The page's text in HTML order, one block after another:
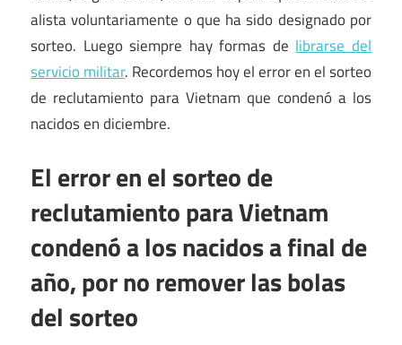
alista voluntariamente o que ha sido designado por
sorteo. Luego siempre hay formas de librarse del
servicio militar. Recordemos hoy el error en el sorteo
de reclutamiento para Vietnam que condenó a los
nacidos en diciembre.
El error en el sorteo de
reclutamiento para Vietnam
condenó a los nacidos a final de
año, por no remover las bolas
del sorteo